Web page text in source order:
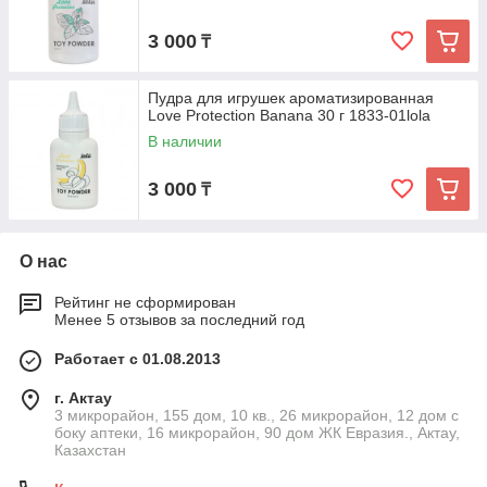
3 000 ₸
Пудра для игрушек ароматизированная
Love Protection Banana 30 г 1833-01lola
В наличии
3 000 ₸
О нас
Рейтинг не сформирован
Менее 5 отзывов за последний год
Работает с 01.08.2013
г. Актау
3 микрорайон, 155 дом, 10 кв., 26 микрорайон, 12 дом с
боку аптеки, 16 микрорайон, 90 дом ЖК Евразия., Актау,
Казахстан